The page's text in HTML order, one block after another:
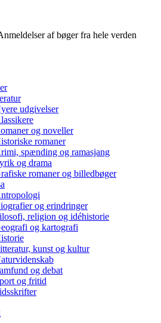
af bøger fra hele verden
udgivelser
og noveller
romaner
spænding og ramasjang
og drama
romaner og billedbøger
og erindringer
religion og idéhistorie
og kartografi
kunst og kultur
og debat
og fritid